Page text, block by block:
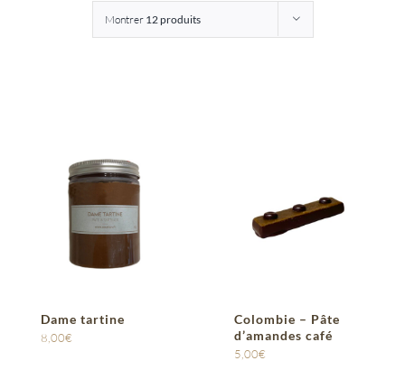
Montrer 12 produits
Dame tartine
8,00€
Colombie – Pâte
d’amandes café
5,00€